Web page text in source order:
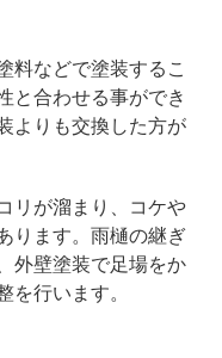
料などで塗装するこ
と合わせる事ができ
よりも交換した方が
リが溜まり、コケや
ります。雨樋の継ぎ
外壁塗装で足場をか
行います。